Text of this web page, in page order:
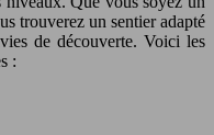
trouverez un sentier adapté
de découverte. Voici les
: